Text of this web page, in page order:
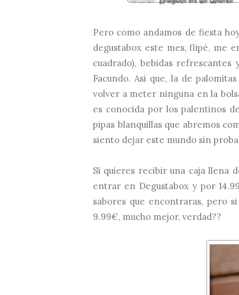
Pero como andamos de fiesta
degustabox este mes, flipé, me
cuadrado), bebidas refrescantes
Facundo. Asi que, la de
volver a meter ninguna en la
es conocida por los palentinos
pipas blanquillas que abremos
siento dejar este mundo sin
Si quieres recibir una caja llena
entrar en Degustaboxy por
sabores que encontraras, pero
9.99€, mucho mejor, verdad??